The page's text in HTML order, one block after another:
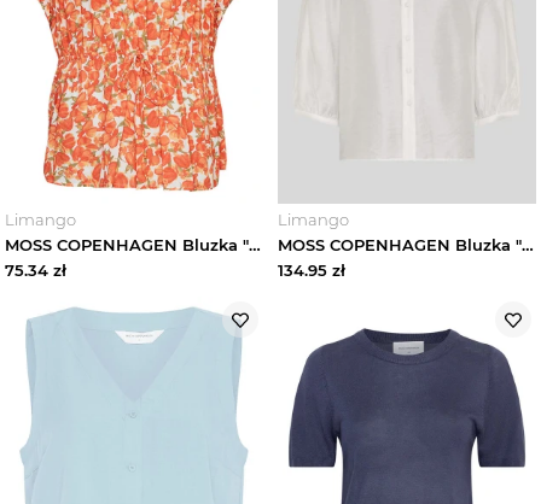
Limango
MOSS COPENHAGEN Bluzka "Pietra" w kolorze pomarańczowym rozmiar: L / XL
75.34 zł
Limango
MOSS COPENHAGEN Bluzka "Ramona Rikkelia" w kolorze białym rozmiar: XS
134.95 zł